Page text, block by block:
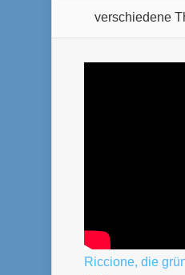
verschiedene
Riccione, die